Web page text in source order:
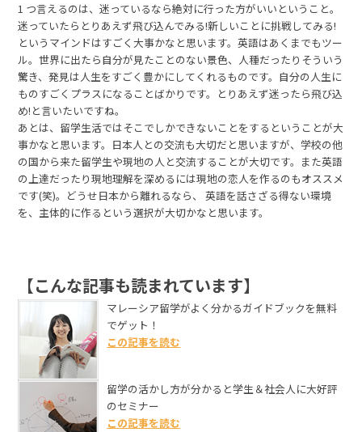
1 つ言えるのは、迷っているなら絶対に行った方がいいということ。
迷っていたらとりあえず飛び込んでみる!新しいことに挑戦してみる!
というマインドはすごく大事かなと思います。英語はあくまでもツー
ル。世界に出たら自分が見たことのない景色、人種だったりそういう
驚き、発見は人生をすごく豊かにしてくれるものです。自分の人生に
ものすごくプラスになることばかりです。とりあえず迷ったら飛び込
め!と言いたいですね。
あとは、留学生活ではそこでしかできないことをするということが大
事かなと思います。日本人との交流も大切だと思いますが、学校の他
の国から来た留学生や現地の人と交流することが大切です。また英語
の上達だったり現地理解を深めるには現地の恋人を作るのもオススメ
です(笑)。どうせ日本から離れるなら、 英語を話さざる得ない環境
を、主体的に作るという選択が大切かなと思います。
【こんな記事も読まれています】
マレーシア留学がよく分かるガイドブックを無料
でゲット！
この記事を読む
留学の活かし方が分かると学生＆社会人に大好評
のセミナー
この記事を読む